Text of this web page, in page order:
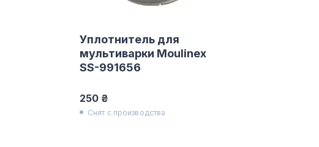
Уплотнитель для
мультиварки Moulinex
SS-991656
250 ₴
Снят с производства